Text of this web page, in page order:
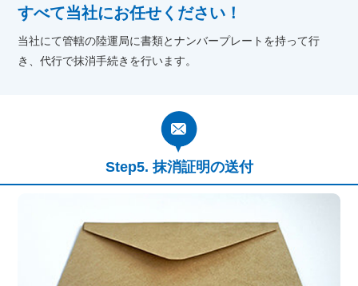
すべて当社にお任せください！
当社にて管轄の陸運局に書類とナンバープレートを持って行
き、代行で抹消手続きを行います。
抹消証明の送付